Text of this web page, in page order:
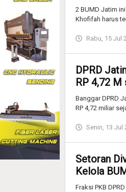
2 BUMD Jatim
Khofifah harus
Rabu, 15 Jul
DPRD
RP 4,72 M
Banggar DPRD
RP 4,72 miliar
Senin, 13 Jul
Setoran
Kelola
Fraksi PKB